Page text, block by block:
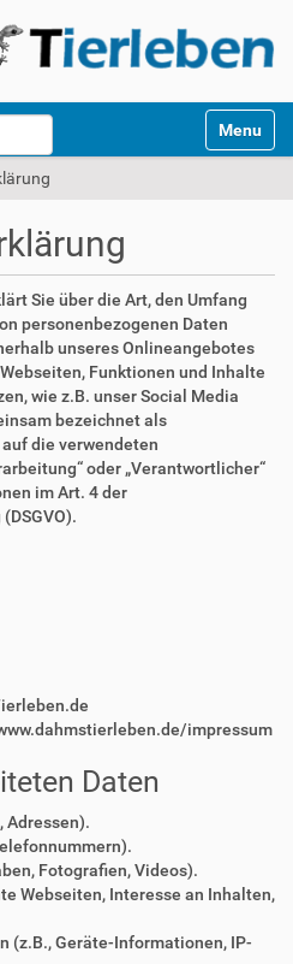
Toggle
Sie über die Art, den Umfang
personenbezogenen Daten
unseres Onlineangebotes
Funktionen und Inhalte
wie z.B. unser Social Media
bezeichnet als
die verwendeten
oder „Verantwortlicher“
im Art. 4 der
impressum
Daten
Adressen).
Fotografien, Videos).
Webseiten, Interesse an Inhalten,
(z.B., Geräte-Informationen, IP-